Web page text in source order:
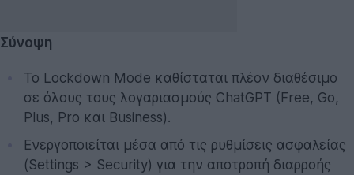
Σύνοψη
Το Lockdown Mode καθίσταται πλέον διαθέσιμο
σε όλους τους λογαριασμούς ChatGPT (Free, Go,
Plus, Pro και Business).
Ενεργοποιείται μέσα από τις ρυθμίσεις ασφαλείας
(Settings > Security) για την αποτροπή διαρροής